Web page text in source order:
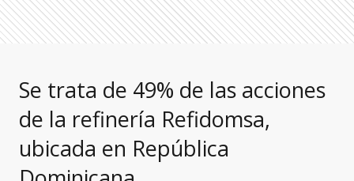
Se trata de 49% de las acciones
de la refinería Refidomsa,
ubicada en República